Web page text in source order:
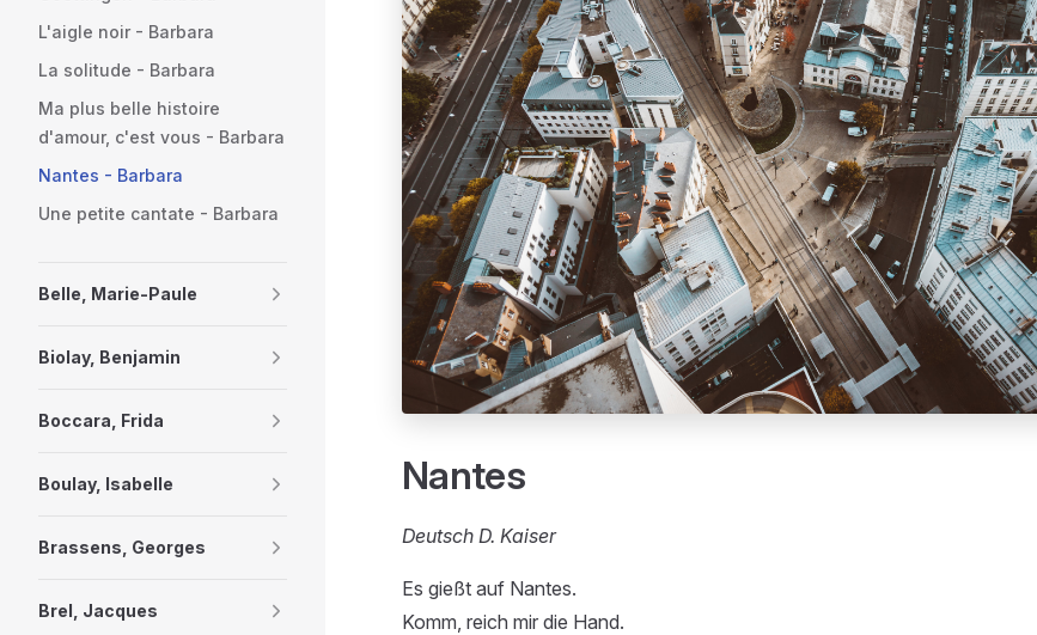
L'aigle noir - Barbara
La solitude - Barbara
Ma plus belle histoire
d'amour, c'est vous - Barbara
Nantes - Barbara
Une petite cantate - Barbara
Belle, Marie-Paule
Biolay, Benjamin
Boccara, Frida
Boulay, Isabelle
Brassens, Georges
Brel, Jacques
Nantes
Deutsch D. Kaiser
Es gießt auf Nantes.
Komm, reich mir die Hand.